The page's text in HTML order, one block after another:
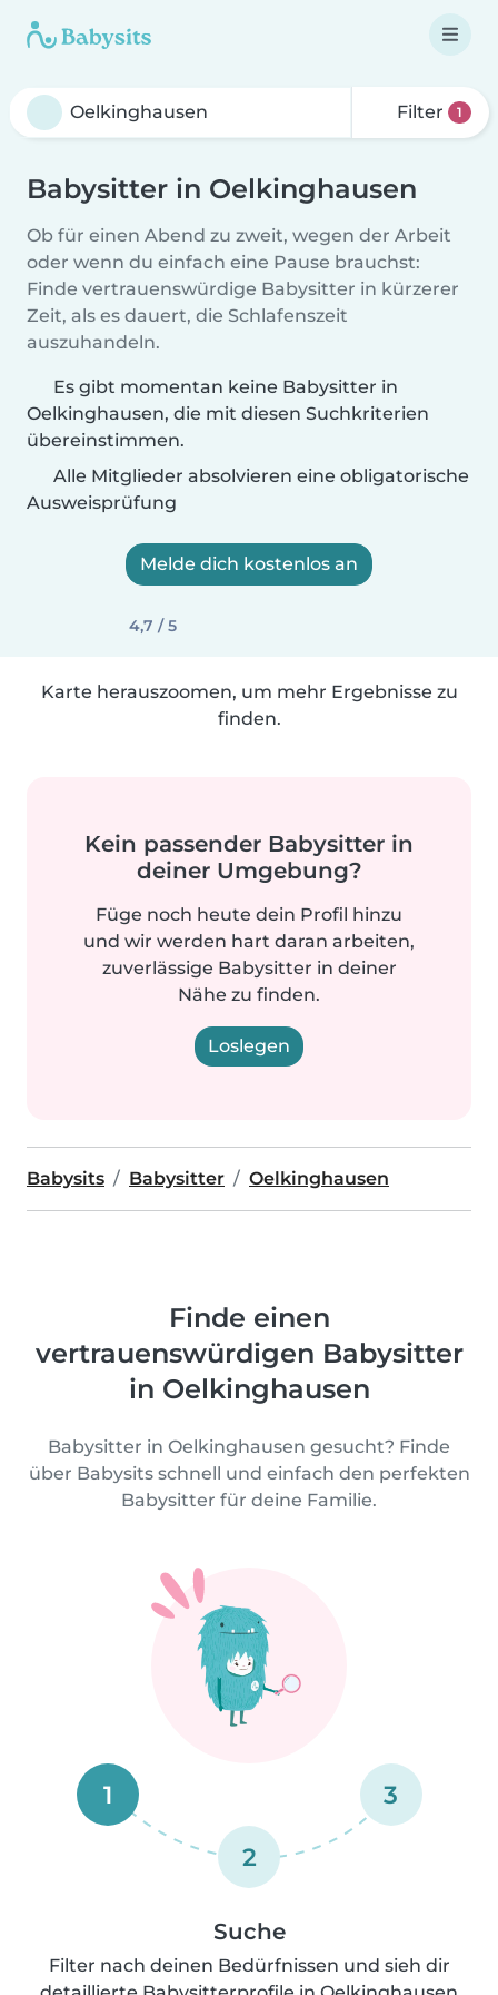
Filter 1
Babysitter in Oelkinghausen
Ob für einen Abend zu zweit, wegen der Arbeit
oder wenn du einfach eine Pause brauchst:
Finde vertrauenswürdige Babysitter in kürzerer
Zeit, als es dauert, die Schlafenszeit
auszuhandeln.
Es gibt momentan keine Babysitter in
Oelkinghausen, die mit diesen Suchkriterien
übereinstimmen.
Alle Mitglieder absolvieren eine obligatorische
Ausweisprüfung
Melde dich kostenlos an
4,7 / 5
Karte herauszoomen, um mehr Ergebnisse zu
finden.
Kein passender Babysitter in
deiner Umgebung?
Füge noch heute dein Profil hinzu
und wir werden hart daran arbeiten,
zuverlässige Babysitter in deiner
Nähe zu finden.
Loslegen
Babysits Babysitter Oelkinghausen
Finde einen
vertrauenswürdigen Babysitter
in Oelkinghausen
Babysitter in Oelkinghausen gesucht? Finde
über Babysits schnell und einfach den perfekten
Babysitter für deine Familie.
1
2
3
Suche
Filter nach deinen Bedürfnissen und sieh dir